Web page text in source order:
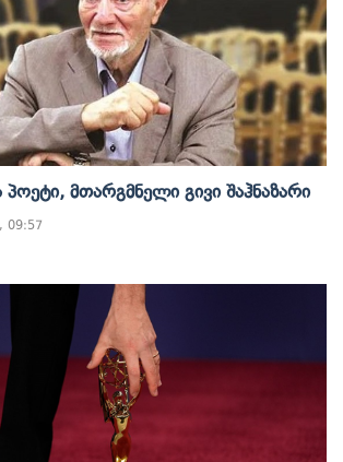
Მთარგმნელი Გივი Შაჰნაზარი
09:57